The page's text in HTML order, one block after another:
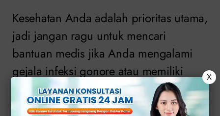
Kesehatan Anda adalah prioritas utama,
jadi jangan ragu untuk mencari
bantuan medis jika Anda mengalami
gejala infeksi gonore atau memiliki
kekhawatiran tentang kesehatan
reproduksi Anda.
X